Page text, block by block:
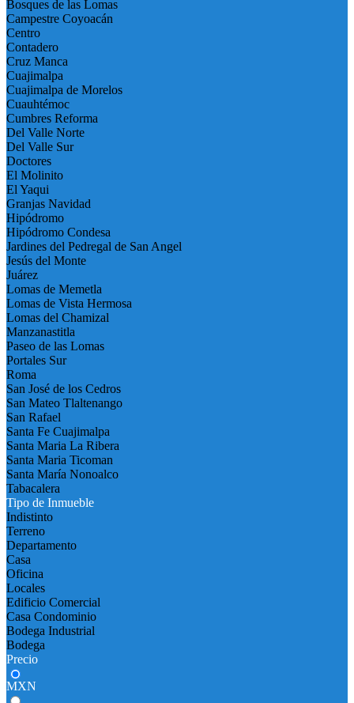
Bosques de las Lomas
Campestre Coyoacán
Centro
Contadero
Cruz Manca
Cuajimalpa
Cuajimalpa de Morelos
Cuauhtémoc
Cumbres Reforma
Del Valle Norte
Del Valle Sur
Doctores
El Molinito
El Yaqui
Granjas Navidad
Hipódromo
Hipódromo Condesa
Jardines del Pedregal de San Angel
Jesús del Monte
Juárez
Lomas de Memetla
Lomas de Vista Hermosa
Lomas del Chamizal
Manzanastitla
Paseo de las Lomas
Portales Sur
Roma
San José de los Cedros
San Mateo Tlaltenango
San Rafael
Santa Fe Cuajimalpa
Santa Maria La Ribera
Santa Maria Ticoman
Santa María Nonoalco
Tabacalera
Tipo de Inmueble
Indistinto
Terreno
Departamento
Casa
Oficina
Locales
Edificio Comercial
Casa Condominio
Bodega Industrial
Bodega
Precio
MXN